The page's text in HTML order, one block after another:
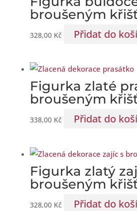
broušeným
328,00 Kč Přidat do
Figurka zlaté
broušeným
338,00 Kč Přidat do
Figurka zlatý
broušeným
328,00 Kč Přidat do